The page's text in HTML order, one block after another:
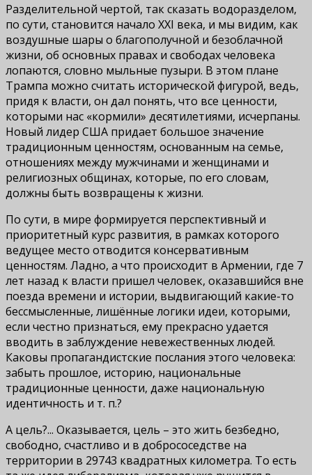
Разделительной чертой, так сказать водоразделом,
по сути, становится начало XXI века, и мы видим, как
воздушные шары о благополучной и безоблачной
жизни, об основных правах и свободах человека
лопаются, словно мыльные пузыри. В этом плане
Трампа можно считать исторической фигурой, ведь,
придя к власти, он дал понять, что все ценности,
которыми нас «кормили» десятилетиями, исчерпаны.
Новый лидер США придает большое значение
традиционным ценностям, основанным на семье,
отношениях между мужчинами и женщинами и
религиозных общинах, которые, по его словам,
должны быть возвращены к жизни.
По сути, в мире формируется перспективный и
приоритетный курс развития, в рамках которого
ведущее место отводится консервативным
ценностям. Ладно, а что происходит в Армении, где 7
лет назад к власти пришел человек, оказавшийся вне
поезда времени и истории, выдвигающий какие-то
бессмысленные, лишённые логики идеи, которыми,
если честно признаться, ему прекрасно удается
вводить в заблуждение невежественных людей.
Каковы пропагандистские послания этого человека:
забыть прошлое, историю, национальные
традиционные ценности, даже национальную
идентичность и т. п.?
А цель?... Оказывается, цель – это жить безбедно,
свободно, счастливо и в добрососедстве на
территории в 29743 квадратных километра. То есть